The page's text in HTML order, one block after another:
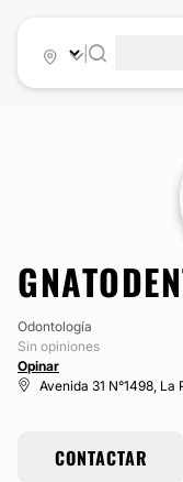
Odontología
Sin opiniones
Opinar
Avenida 31 N°1498,
CONTACTAR